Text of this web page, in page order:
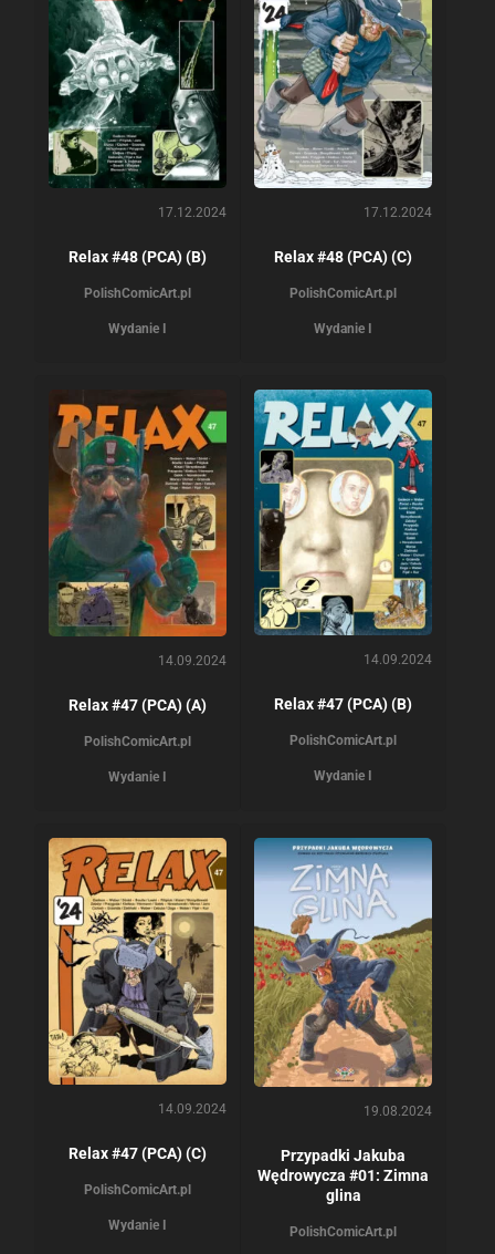
17.12.2024
Relax #48 (PCA) (B)
PolishComicArt.pl
Wydanie I
17.12.2024
Relax #48 (PCA) (C)
PolishComicArt.pl
Wydanie I
14.09.2024
Relax #47 (PCA) (A)
PolishComicArt.pl
Wydanie I
14.09.2024
Relax #47 (PCA) (B)
PolishComicArt.pl
Wydanie I
14.09.2024
Relax #47 (PCA) (C)
PolishComicArt.pl
Wydanie I
19.08.2024
Przypadki Jakuba
Wędrowycza #01: Zimna
glina
PolishComicArt.pl